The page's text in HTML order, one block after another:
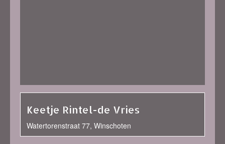
Keetje Rintel-de Vries
Watertorenstraat 77, Winschoten